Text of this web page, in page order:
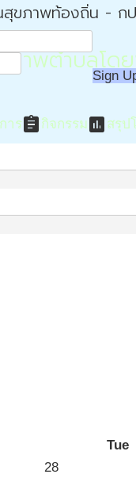
สุขภาพท้องถิ่น - ก
Sign
าพตำบลโด
ารassignment กิจกรรมassessment สรุป
Tue
28